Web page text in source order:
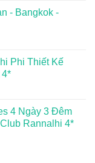
- Bangkok -
Phi Thiết Kế
4*
4 Ngày 3 Đêm
Rannalhi 4*